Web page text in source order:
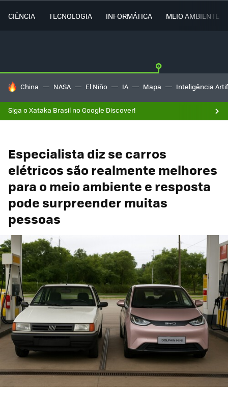
CIÊNCIA TECNOLOGIA INFORMÁTICA MEIO AMBIENTE
TENDÊNCIAS DO DIA
China NASA El Niño IA Mapa Inteligência
Siga o Xataka Brasil no Google Discover!
Especialista diz se carros
elétricos são realmente melhores
para o meio ambiente e resposta
pode surpreender muitas
pessoas